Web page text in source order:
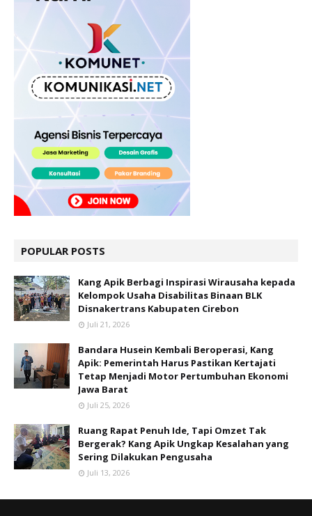
POPULAR POSTS
Kang Apik Berbagi Inspirasi Wirausaha kepada
Kelompok Usaha Disabilitas Binaan BLK
Disnakertrans Kabupaten Cirebon
Juli 21, 2026
Bandara Husein Kembali Beroperasi, Kang
Apik: Pemerintah Harus Pastikan Kertajati
Tetap Menjadi Motor Pertumbuhan Ekonomi
Jawa Barat
Juli 25, 2026
Ruang Rapat Penuh Ide, Tapi Omzet Tak
Bergerak? Kang Apik Ungkap Kesalahan yang
Sering Dilakukan Pengusaha
Juli 13, 2026